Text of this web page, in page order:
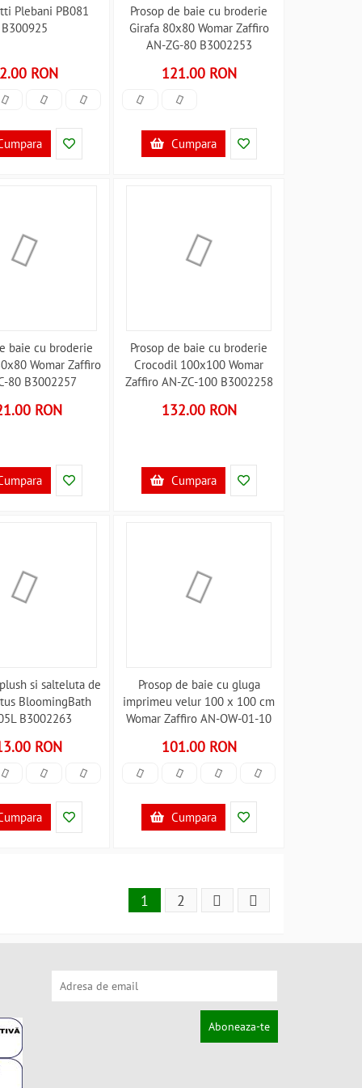
Plebani PB081
B300925
RON
Prosop de baie cu broderie
Girafa 80x80 Womar Zaffiro
AN-ZG-80 B3002253
121.00 RON
Cumpara
baie cu broderie
Womar Zaffiro
80 B3002257
RON
Prosop de baie cu broderie
Crocodil 100x100 Womar
Zaffiro AN-ZC-100 B3002258
132.00 RON
Cumpara
si salteluta de
BloomingBath
B3002263
RON
Prosop de baie cu gluga
imprimeu velur 100 x 100 cm
Womar Zaffiro AN-OW-01-10
101.00 RON
Cumpara
1 2
Aboneaza-te